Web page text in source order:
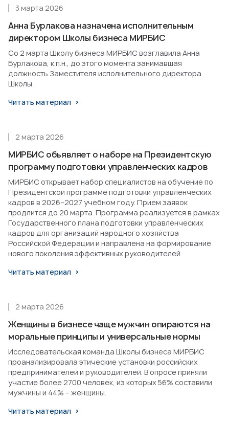
Анна Бурлакова назначена исполнительным
директором Школы бизнеса МИРБИС
3 марта 2026
Со 2 марта Школу бизнеса МИРБИС возглавила Анна
Бурлакова, к.п.н., до этого момента занимавшая
должность Заместителя исполнительного директора
Школы.
Читать материал
МИРБИС объявляет о наборе на Президентскую
программу подготовки управленческих кадров
2 марта 2026
МИРБИС открывает набор специалистов на обучение по
Президентской программе подготовки управленческих
кадров в 2026–2027 учебном году. Прием заявок
продлится до 20 марта. Программа реализуется в рамках
Государственного плана подготовки управленческих
кадров для организаций народного хозяйства
Российской Федерации и направлена на формирование
нового поколения эффективных руководителей.
Читать материал
Женщины в бизнесе чаще мужчин опираются на
моральные принципы и универсальные нормы
2 марта 2026
Исследовательская команда Школы бизнеса МИРБИС
проанализировала этические установки российских
предпринимателей и руководителей. В опросе приняли
участие более 2700 человек, из которых 56% составили
мужчины и 44% – женщины.
Читать материал